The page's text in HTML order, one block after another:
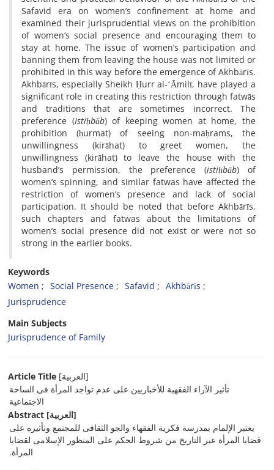
Safavid era on women’s confinement at home and
examined their jurisprudential views on the prohibition
of women’s social presence and encouraging them to
stay at home. The issue of women’s participation and
banning them from leaving the house was not limited or
prohibited in this way before the emergence of Akhbārīs.
Akhbārīs, especially Sheikh Ḥurr al-ʻĀmilī, have played a
significant role in creating this restriction through fatwās
and traditions that are sometimes incorrect. The
preference (Istiḥbāb) of keeping women at home, the
prohibition (ḥurmat) of seeing non-maḥrams, the
unwillingness (kirāhat) to greet women, the
unwillingness (kirāhat) to leave the house with the
husband’s permission, the preference (istiḥbāb) of
women’s spinning, and similar fatwas have affected the
restriction of women’s presence and lack of social
participation. It should be noted that before Akhbārīs,
such chapters and fatwas about the limitations of
women’s social presence did not exist or were not so
strong in the earlier books.
Keywords
Women
Social Presence Safavid
Akhbārīs
Jurisprudence
Main Subjects
Jurisprudence of Family
Article Title
[العربیة]
تأثیر الآراء الفقهیة للأخباریین على عدم تواجد المرأة فی الساحة
الاجتماعیة
Abstract
[العربیة]
یعتبر الإلمام بمدرسة فکریة الفقهاء والجو الثقافی للمجتمع وتأثیره على
قضایا المرأة عبر التاریخ من شروط الحکم على المنظور الإسلامی لقضایا
المرأة.